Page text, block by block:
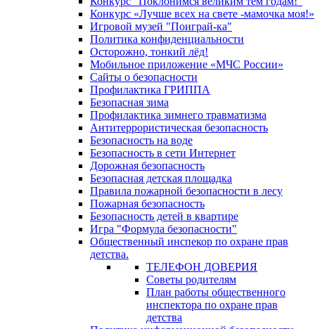
Конкурс «Лучше всех на свете -мамочка моя!»
Игровой музей "Поиграй-ка"
Политика конфиденциальности
Осторожно, тонкий лёд!
Мобильное приложение «МЧС России»
Сайты о безопасности
Профилактика ГРИППА
Безопасная зима
Профилактика зимнего травматизма
Антитеррористическая безопасность
Безопасность на воде
Безопасность в сети Интернет
Дорожная безопасность
Безопасная детская площадка
Правила пожарной безопасности в лесу
Пожарная безопасность
Безопасность детей в квартире
Игра "Формула безопасности"
Общественный инспекор по охране прав
детства.
ТЕЛЕФОН ДОВЕРИЯ
Советы родителям
План работы общественного
инспектора по охране прав
детства